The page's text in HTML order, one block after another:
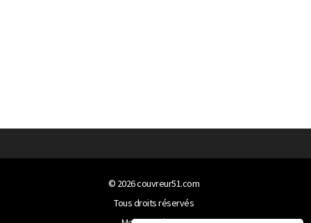
© 2026couvreur51.com
Tous droits réservés